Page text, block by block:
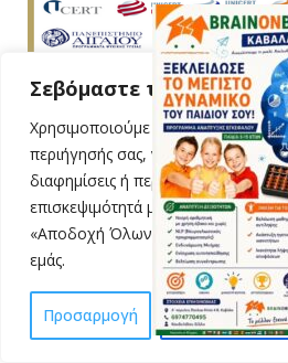
Σεβόμαστε την
Χρησιμοποιούμε cookies για να
περιήγησής σας, να προβάλλουμε
διαφημίσεις ή περιεχόμενο και να
επισκεψιμότητά μας. Κάνοντας κλικ
«Αποδοχή Όλων», συναινείτε στη
εμάς.
Προσαρμογή Απόρριψη
© 2024 VillyKondylidou.gr | Easy